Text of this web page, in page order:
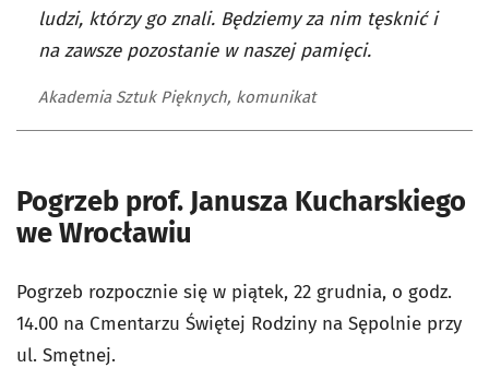
ludzi, którzy go znali. Będziemy za nim tęsknić i
na zawsze pozostanie w naszej pamięci.
Akademia Sztuk Pięknych, komunikat
Pogrzeb prof. Janusza Kucharskiego
we Wrocławiu
Pogrzeb rozpocznie się w piątek, 22 grudnia, o godz.
14.00 na Cmentarzu Świętej Rodziny na Sępolnie przy
ul. Smętnej.